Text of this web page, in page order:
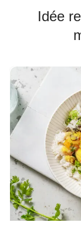
Idée